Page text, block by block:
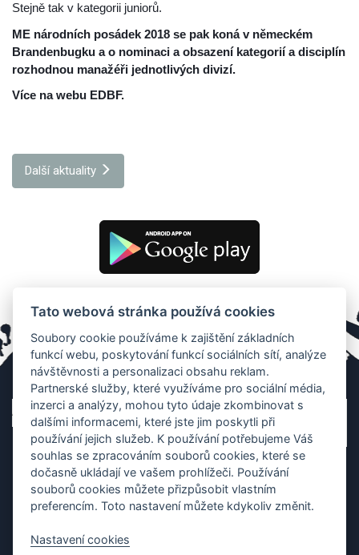
Stejně tak v kategorii juniorů.
ME národních posádek 2018 se pak koná v německém
Brandenbugku a o nominaci a obsazení kategorií a disciplín
rozhodnou manažéři jednotlivých divizí.
Více na webu EDBF.
Další aktuality
Tato webová stránka používá cookies
Soubory cookie používáme k zajištění základních
funkcí webu, poskytování funkcí sociálních sítí, analýze
návštěvnosti a personalizaci obsahu reklam.
Partnerské služby, které využíváme pro sociální média,
inzerci a analýzy, mohou tyto údaje zkombinovat s
dalšími informacemi, které jste jim poskytli při
používání jejich služeb. K používání potřebujeme Váš
souhlas se zpracováním souborů cookies, které se
dočasně ukládají ve vašem prohlížeči. Používání
souborů cookies můžete přizpůsobit vlastním
preferencím. Toto nastavení můžete kdykoliv změnit.
Nastavení cookies